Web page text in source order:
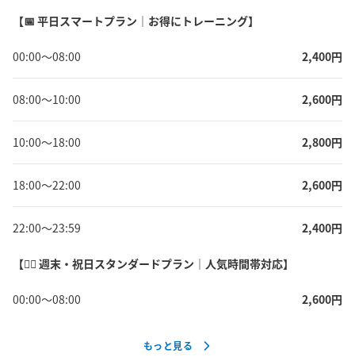
【📅 平日スマートプラン｜お得にトレーニング】
00:00〜08:00 2,400円
08:00〜10:00 2,600円
10:00〜18:00 2,800円
18:00〜22:00 2,600円
22:00〜23:59 2,400円
【🏋️‍♂️ 週末・祝日スタンダードプラン｜人気時間帯対応】
00:00〜08:00 2,600円
もっと見る